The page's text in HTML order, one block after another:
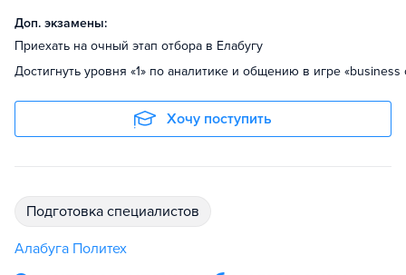
Доп. экзамены:
Приехать на очный этап отбора в Елабугу
Достигнуть уровня «1» по аналитике и общению в игре «business
Хочу поступить
подготовка специалистов
Алабуга Политех